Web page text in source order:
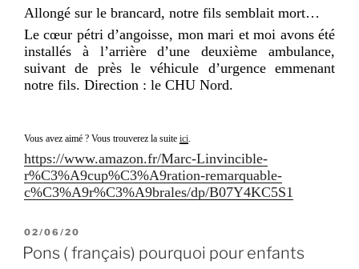
Allongé sur le brancard, notre fils semblait mort…
Le cœur pétri d’angoisse, mon mari et moi avons été
installés à l’arrière d’une deuxième ambulance,
suivant de près le véhicule d’urgence emmenant
notre fils. Direction : le CHU Nord.
Vous avez aimé ? Vous trouverez la suite ici.
https://www.amazon.fr/Marc-Linvincible-
r%C3%A9cup%C3%A9ration-remarquable-
c%C3%A9r%C3%A9brales/dp/B07Y4KC5S1
PUBLIÉ
LE
02/06/20
Pons ( français) pourquoi pour enfants